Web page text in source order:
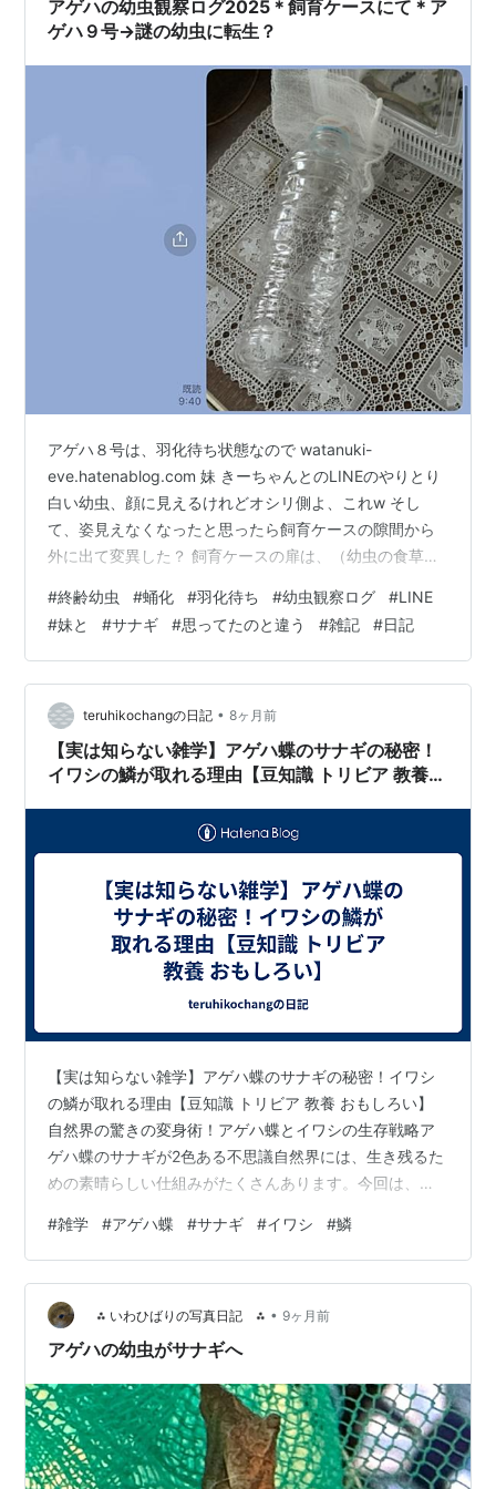
アゲハの幼虫観察ログ2025＊飼育ケースにて＊ア
ゲハ９号→謎の幼虫に転生？
アゲハ８号は、羽化待ち状態なので watanuki-
eve.hatenablog.com 妹 きーちゃんとのLINEのやりとり
白い幼虫、顔に見えるけれどオシリ側よ、これw そし
て、姿見えなくなったと思ったら飼育ケースの隙間から
外に出て変異した？ 飼育ケースの扉は、（幼虫の食草を
ッチリは、閉めてない状態。 謎の物体がw １本の糸で ぶ
ら下がっていた物体は、さっき見た ウニョウニョ蠢いて
いた白い幼虫なの？ LINEに動画は、添付できるけれどブ
ログに貼るワザは、習得できてないワタヌキ。 虫苦手な
方は、静止画でもイヤかもしれないw 寄生蜂だったり
す…
#終齢幼虫 #蛹化 #羽化待ち #幼虫観察ログ #LINE
#妹と #サナギ #思ってたのと違う #雑記 #日記
teruhikochangの日記 • 8ヶ月前
【実は知らない雑学】アゲハ蝶のサナギの秘密！
イワシの鱗が取れる理由【豆知識 トリビア 教養
【実は知らない雑学】アゲハ蝶のサナギの秘密！イワシ
の鱗が取れる理由【豆知識 トリビア 教養 おもしろい】
自然界の驚きの変身術！アゲハ蝶とイワシの生存戦略ア
ゲハ蝶のサナギが2色ある不思議自然界には、生き残るた
めの素晴らしい仕組みがたくさんあります。今回は、ア
蝶の色変わりの秘密 サナギには緑色と茶色の2種類があ
る 緑色のサナギ：ミカンやカラタチの葉っぱについてい
る茶色のサナギ：木の板や枝についている なぜ色が変わ
るの? 幼虫（青虫）がサナギになる場所で色が決まる葉っ
ぱの匂いがする場所 → 緑色になる葉っぱの匂いがしない
#雑学 #アゲハ蝶 #サナギ #イワシ #鱗
⁂ いわひばりの写真日記 ⁂ • 9ヶ月前
アゲハの幼虫がサナギへ